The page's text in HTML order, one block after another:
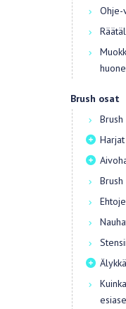
Ohje-
huone
Brush osat
Brush